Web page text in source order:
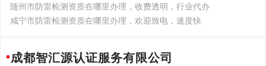
随州市防雷检测资质在哪里办理，收费透明，行业代办
咸宁市防雷检测资质在哪里办理，欢迎致电，速度快
成都智汇源认证服务有限公司